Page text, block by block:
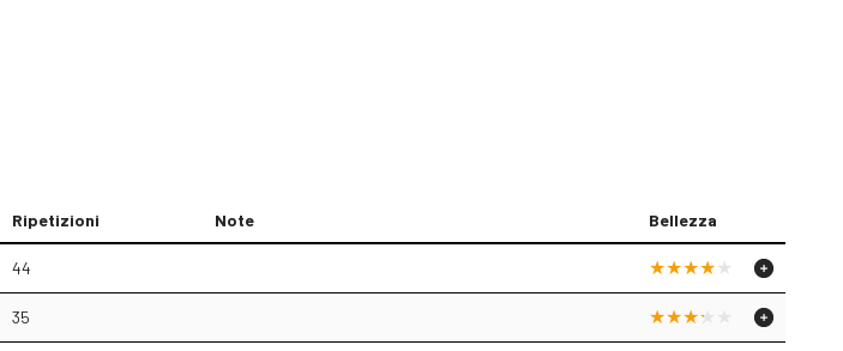
Ripetizioni Note Bellezza
44
35